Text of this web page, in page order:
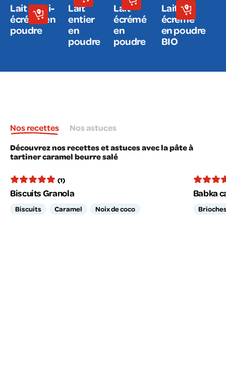
Lait demi-
écrémé en
poudre
Lait
entier
en
poudre
Lait
écrémé
en
poudre
Lait
écrémé
en poudre
BIO
Nos recettes
Nos astuces
Découvrez nos recettes et astuces avec la pâte à
tartiner caramel beurre salé
(1)
Biscuits Granola
Biscuits Caramel Noix de coco
Babka